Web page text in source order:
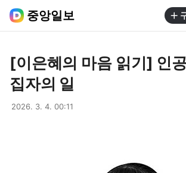
중앙일보
[이은혜의 마음 읽기] 인
집자의 일
2026. 3. 4. 00:11